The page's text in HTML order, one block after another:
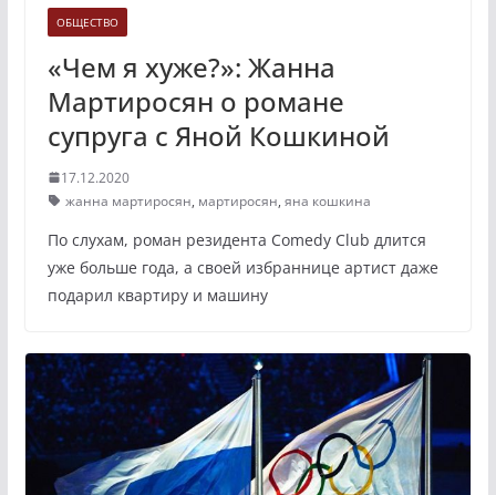
ОБЩЕСТВО
«Чем я хуже?»: Жанна
Мартиросян о романе
супруга с Яной Кошкиной
17.12.2020
жанна мартиросян, мартиросян, яна кошкина
По слухам, роман резидента Comedy Club длится
уже больше года, а своей избраннице артист даже
подарил квартиру и машину